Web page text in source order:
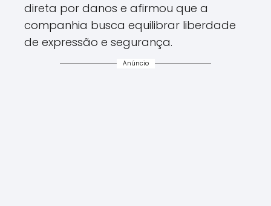
direta por danos e afirmou que a
companhia busca equilibrar liberdade
de expressão e segurança.
Anúncio